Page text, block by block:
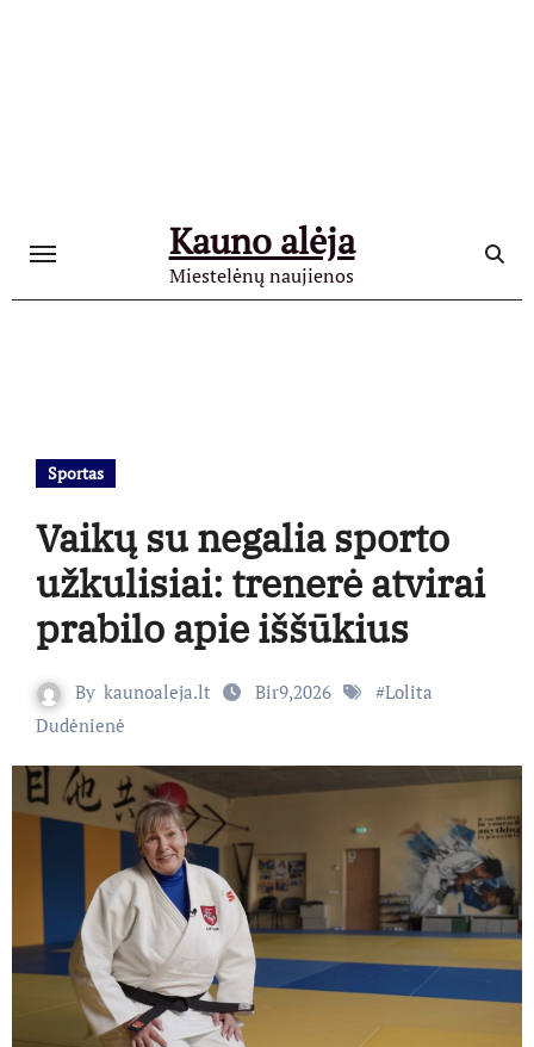
Kauno alėja
Miestelėnų naujienos
Sportas
Vaikų su negalia sporto
užkulisiai: trenerė atvirai
prabilo apie iššūkius
By kaunoaleja.lt Bir9,2026 #Lolita
Dudėnienė